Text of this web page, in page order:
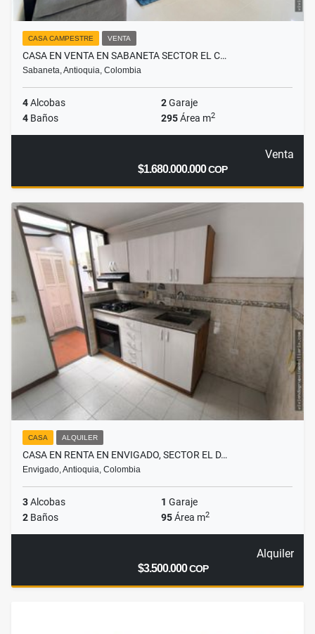
CASA CAMPESTRE VENTA
CASA EN VENTA EN SABANETA SECTOR EL C…
Sabaneta, Antioquia, Colombia
4Alcobas 2Garaje
4 Baños 295Área m2
Venta
$1.680.000.000COP
CASA ALQUILER
CASA EN RENTA EN ENVIGADO, SECTOR EL D…
Envigado, Antioquia, Colombia
3Alcobas 1 Garaje
2 Baños 95Área m2
Alquiler
$3.500.000COP